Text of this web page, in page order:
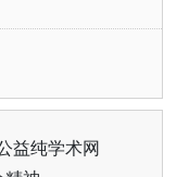
益纯学术网